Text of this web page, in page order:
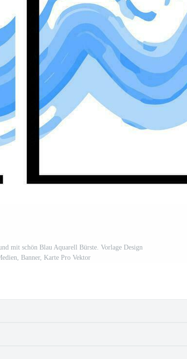
mit schön Blau Aquarell Bürste. Vorlage Design
Banner, Karte Pro Vektor